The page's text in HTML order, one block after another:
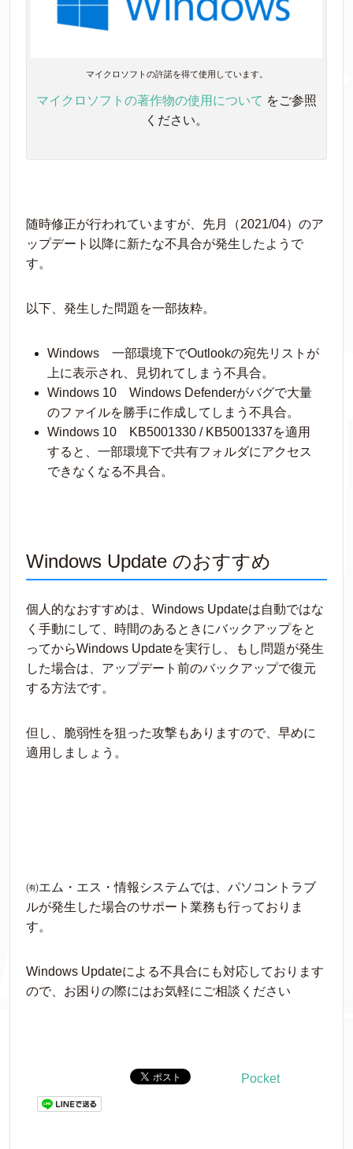
マイクロソフトの許諾を得て使用しています。
マイクロソフトの著作物の使用について をご参照
ください。
随時修正が行われていますが、先月（2021/04）のア
ップデート以降に新たな不具合が発生したようで
す。
以下、発生した問題を一部抜粋。
Windows 一部環境下でOutlookの宛先リストが
上に表示され、見切れてしまう不具合。
Windows 10 Windows Defenderがバグで大量
のファイルを勝手に作成してしまう不具合。
Windows 10 KB5001330 / KB5001337を適用
すると、一部環境下で共有フォルダにアクセス
できなくなる不具合。
Windows Update のおすすめ
個人的なおすすめは、Windows Updateは自動ではな
く手動にして、時間のあるときにバックアップをと
ってからWindows Updateを実行し、もし問題が発生
した場合は、アップデート前のバックアップで復元
する方法です。
但し、脆弱性を狙った攻撃もありますので、早めに
適用しましょう。
㈲エム・エス・情報システムでは、パソコントラブ
ルが発生した場合のサポート業務も行っておりま
す。
Windows Updateによる不具合にも対応しております
ので、お困りの際にはお気軽にご相談ください
Pocket